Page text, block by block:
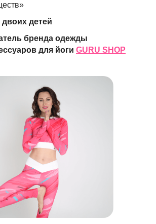
бренда одежды
для йоги GURU SHOP
детей